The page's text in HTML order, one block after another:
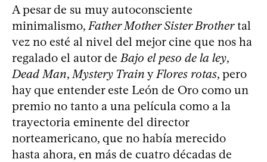
A pesar de su muy autoconsciente
minimalismo, Father Mother Sister Brothertal
vez no esté al nivel del mejor cine que nos ha
regalado el autor de Bajo el peso de la ley,
Dead Man, Mystery Train y Flores rotas, pero
hay que entender este León de Oro como un
premio no tanto a una película como a la
trayectoria eminente del director
norteamericano, que no había merecido
hasta ahora, en más de cuatro décadas de